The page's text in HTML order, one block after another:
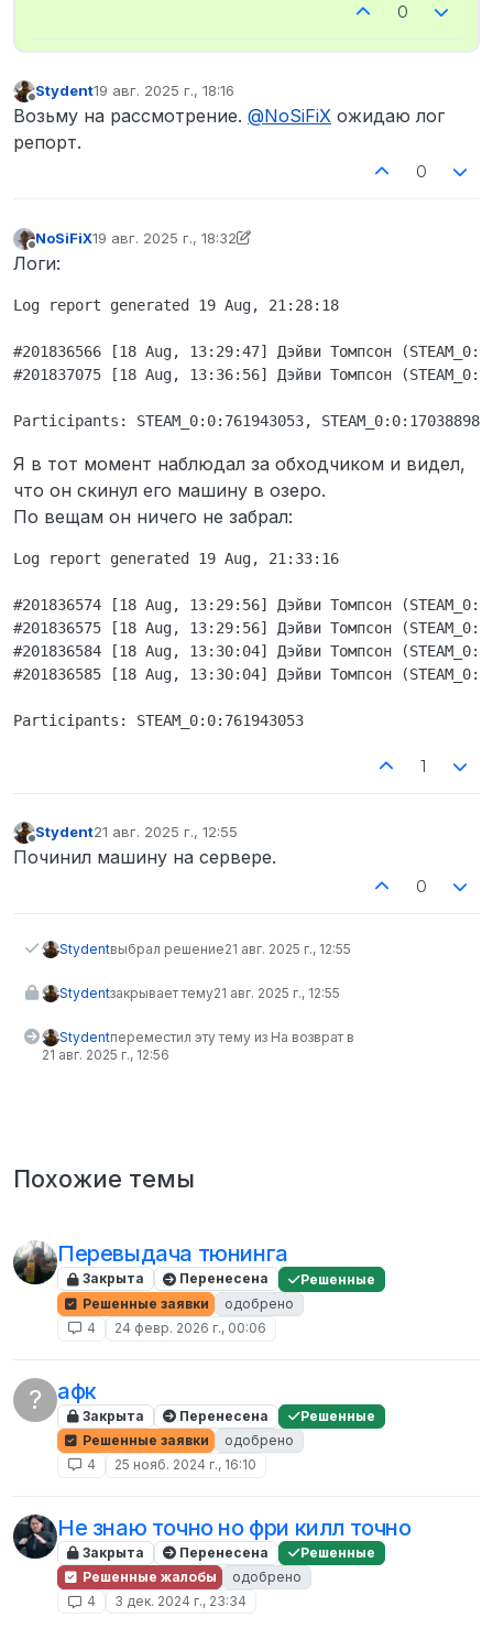
0
Stydent19 авг. 2025 г., 18:16
отредактировано
Возьму на рассмотрение. @NoSiFiX ожидаю лог
репорт.
0
Не в сети
NoSiFiX19 авг. 2025 г., 18:32
отредактировано NoSiFiX
Логи:
Log report generated 19 Aug, 21:28:18
#201836566 [18 Aug, 13:29:47] Дэйви Томпсон
#201837075 [18 Aug, 13:36:56] Дэйви Томпсон
Я в тот момент наблюдал за обходчиком и видел,
что он скинул его машину в озеро.
По вещам он ничего не забрал:
Log report generated 19 Aug, 21:33:16
#201836574 [18 Aug, 13:29:56] Дэйви Томпсон
#201836575 [18 Aug, 13:29:56] Дэйви Томпсон
#201836584 [18 Aug, 13:30:04] Дэйви Томпсон
#201836585 [18 Aug, 13:30:04] Дэйви Томпсон
1
Stydent21 авг. 2025 г., 12:55
отредактировано
Починил машину на сервере.
0
Stydentвыбрал решение21 авг. 2025 г., 12:55
Stydentзакрывает тему21 авг. 2025 г., 12:55
Stydentпереместил эту тему из На возврат в
21 авг. 2025 г., 12:56
Похожие темы
Перевыдача тюнинга
Закрыта Перенесена
Решенные
Решенные заявки
одобрено
4
24 февр. 2026 г., 00:06
? афк
Закрыта Перенесена
Решенные
Решенные заявки
одобрено
4
25 нояб. 2024 г., 16:10
Не знаю точно но фри килл точно
Закрыта Перенесена
Решенные
Решенные жалобы
одобрено
4
3 дек. 2024 г., 23:34